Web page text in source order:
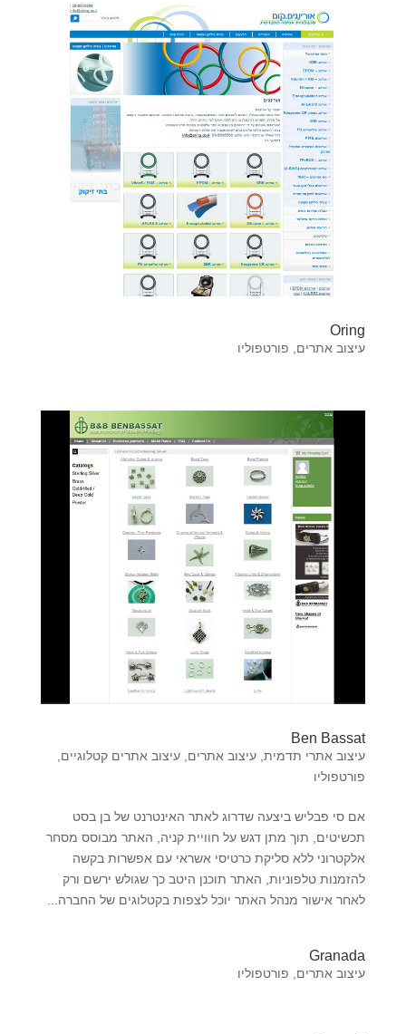
Oring
עיצוב אתרים, פורטפוליו
Ben Bassat
עיצוב אתרי תדמית, עיצוב אתרים, עיצוב אתרים קטלוגיים,
פורטפוליו
אם סי פבליש ביצעה שדרוג לאתר האינטרנט של בן בסט
תכשיטים, תוך מתן דגש על חוויית קניה, האתר מבוסס מסחר
אלקטרוני ללא סליקת כרטיסי אשראי עם אפשרות בקשה
להזמנות טלפוניות, האתר תוכנן היטב כך שגולש ירשם ורק
לאחר אישור מנהל האתר יוכל לצפות בקטלוגים של החברה...
Granada
עיצוב אתרים, פורטפוליו